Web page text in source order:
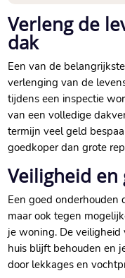
Verleng de
dak
Een van de
verlenging van de
tijdens een inspectie
van een volledige
termijn veel geld
goedkoper dan grote
Veiligheid
Een goed onderhouden
maar ook tegen
je woning.​ De
huis blijft behouden en
door lekkages en